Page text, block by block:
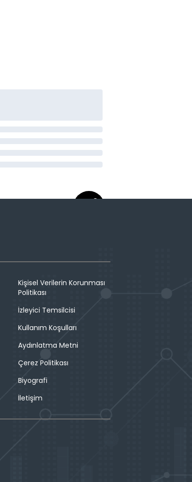
Kişisel Verilerin Korunması
Politikası
İzleyici Temsilcisi
Kullanım Koşulları
Aydınlatma Metni
Çerez Politikası
Biyografi
İletişim